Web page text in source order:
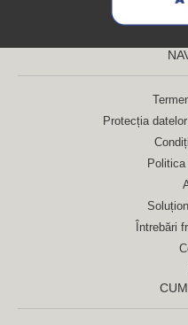
Protecția
Întrebări